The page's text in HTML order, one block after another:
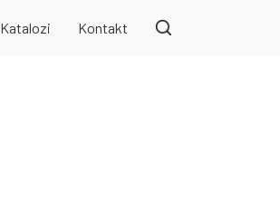
Katalozi Kontakt